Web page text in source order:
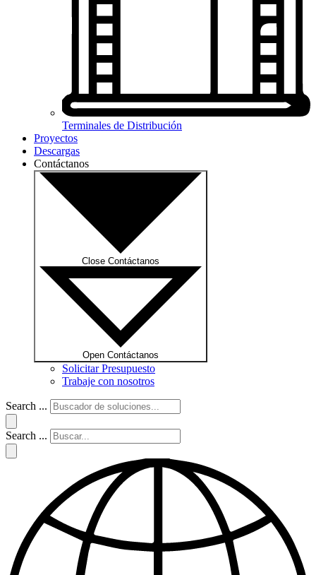
Terminales de Distribución
Proyectos
Descargas
Contáctanos
Close Contáctanos
Open Contáctanos
Solicitar Presupuesto
Trabaje con nosotros
Search ...
Search ...